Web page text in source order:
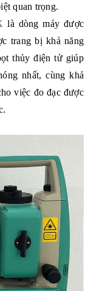
quan trọng.
là dòng máy được
trang bị khả năng
thủy điện tử giúp
nhất, cùng khả
việc đo đạc được